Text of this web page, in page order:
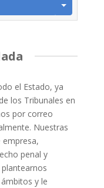
el Estado, ya
los Tribunales en
por correo
Nuestras
penal y
y le